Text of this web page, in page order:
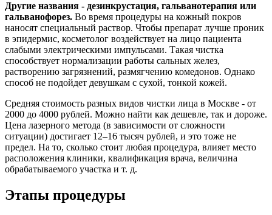
Другие названия - дезинкрустация, гальванотерапия или
гальванофорез. Во время процедуры на кожный покров
наносят специальный раствор. Чтобы препарат лучше проник
в эпидермис, косметолог воздействует на лицо пациента
слабыми электрическими импульсами. Такая чистка
способствует нормализации работы сальных желез,
растворению загрязнений, размягчению комедонов. Однако
способ не подойдет девушкам с сухой, тонкой кожей.
Средняя стоимость разных видов чистки лица в Москве - от
2000 до 4000 рублей. Можно найти как дешевле, так и дороже.
Цена лазерного метода (в зависимости от сложности
ситуации) достигает 12–16 тысяч рублей, и это тоже не
предел. На то, сколько стоит любая процедура, влияет место
расположения клиники, квалификация врача, величина
обрабатываемого участка и т. д.
Этапы процедуры